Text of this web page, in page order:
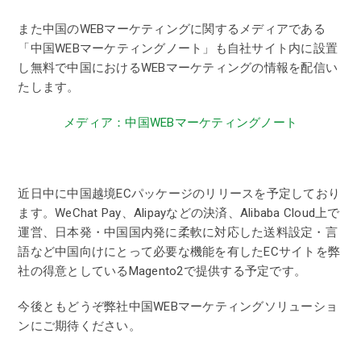
また中国のWEBマーケティングに関するメディアである
「中国WEBマーケティングノート」も自社サイト内に設置
し無料で中国におけるWEBマーケティングの情報を配信い
たします。
メディア：中国WEBマーケティングノート
近日中に中国越境ECパッケージのリリースを予定しており
ます。WeChat Pay、Alipayなどの決済、Alibaba Cloud上で
運営、日本発・中国国内発に柔軟に対応した送料設定・言
語など中国向けにとって必要な機能を有したECサイトを弊
社の得意としているMagento2で提供する予定です。
今後ともどうぞ弊社中国WEBマーケティングソリューショ
ンにご期待ください。